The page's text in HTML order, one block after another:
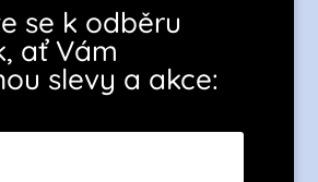
se k odběru
ať Vám
slevy a akce: